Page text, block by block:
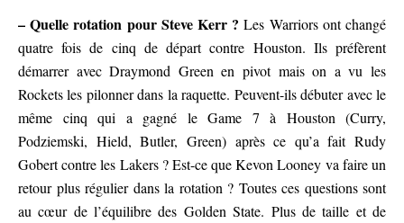
– Quelle rotation pour Steve Kerr ? Les Warriors ont changé
quatre fois de cinq de départ contre Houston. Ils préfèrent
démarrer avec Draymond Green en pivot mais on a vu les
Rockets les pilonner dans la raquette. Peuvent-ils débuter avec le
même cinq qui a gagné le Game 7 à Houston (Curry,
Podziemski, Hield, Butler, Green) après ce qu’a fait Rudy
Gobert contre les Lakers ? Est-ce que Kevon Looney va faire un
retour plus régulier dans la rotation ? Toutes ces questions sont
au cœur de l’équilibre des Golden State. Plus de taille et de